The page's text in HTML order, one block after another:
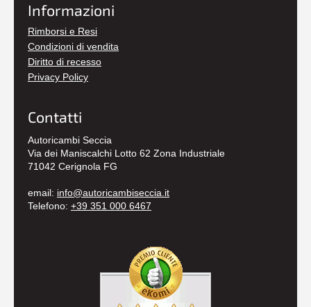
Informazioni
Rimborsi e Resi
Condizioni di vendita
Diritto di recesso
Privacy Policy
Contatti
Autoricambi Seccia
Via dei Maniscalchi Lotto 62 Zona Industriale
71042 Cerignola FG
email: info@autoricambiseccia.it
Telefono: +39 351 000 6467